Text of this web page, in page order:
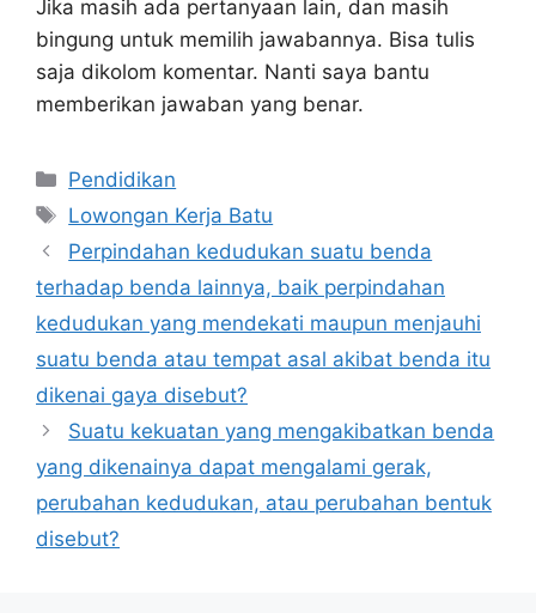
Jika masih ada pertanyaan lain, dan masih
bingung untuk memilih jawabannya. Bisa tulis
saja dikolom komentar. Nanti saya bantu
memberikan jawaban yang benar.
Kategori
Pendidikan
Tag
Lowongan Kerja Batu
Perpindahan kedudukan suatu benda
terhadap benda lainnya, baik perpindahan
kedudukan yang mendekati maupun menjauhi
suatu benda atau tempat asal akibat benda itu
dikenai gaya disebut?
Suatu kekuatan yang mengakibatkan benda
yang dikenainya dapat mengalami gerak,
perubahan kedudukan, atau perubahan bentuk
disebut?